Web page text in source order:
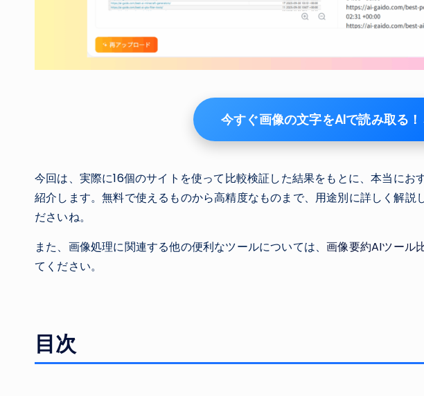
今すぐ画像の文字をAIで読み取る
今回は、実際に16個のサイトを使って比較検証した結果をもとに、本当にお
紹介します。無料で使えるものから高精度なものまで、用途別に詳しく解説
ださいね。
また、画像処理に関連する他の便利なツールについては、画像要約AIツール
てください。
目次